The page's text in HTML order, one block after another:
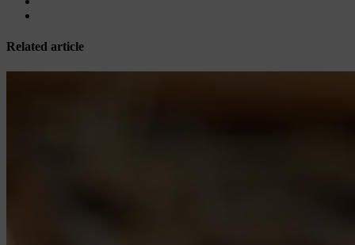
Related article